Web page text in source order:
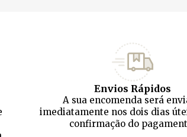
Envios Rápidos
A sua encomenda será
imediatamente nos dois dias
confirmação do